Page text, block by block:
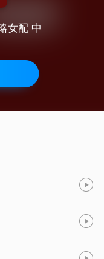
女配 中